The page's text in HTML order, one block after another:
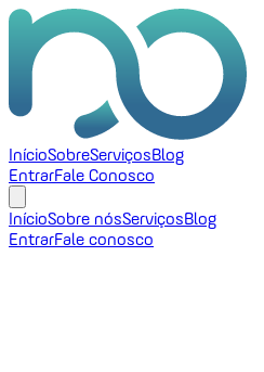
InícioSobreServiçosBlog
EntrarFale Conosco
InícioSobre nósServiçosBlog
EntrarFale conosco